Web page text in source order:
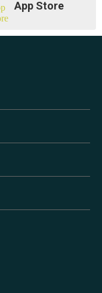
App Store